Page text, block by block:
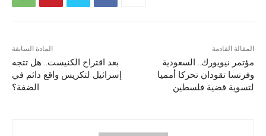
المادة السابقة
بعد اقتراح الكنيست.. هل تتجه
إسرائيل لتكريس واقع دائم في
الضفة؟
المقالة القادمة
مؤتمر نيويورك.. السعودية
وفرنسا تقودان تحركا أمميا
لتسوية قضية فلسطين